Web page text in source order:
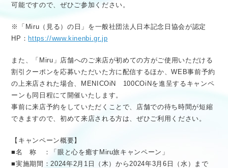
可能ですので、ぜひご参加ください。
※「Miru（見る）の日」を一般社団法人日本記念日協会が認定
HP： https://www.kinenbi.gr.jp
また、「Miru」店舗へのご来店が初めての方がご使用いただける
割引クーポンを応募いただいた方に配信するほか、WEB事前予約
の上来店された場合、MENICOiN 100COiNを進呈するキャンペ
ーンも同日程にて開催いたします。
事前に来店予約をしていただくことで、店舗での待ち時間が短縮
できますので、初めて来店される方は、ぜひご利用ください。
【キャンペーン概要】
■名 称 ：「眼と心を癒すMiru旅キャンペーン」
■実施期間：2024年2月1日（木）から2024年3月6日（水）まで